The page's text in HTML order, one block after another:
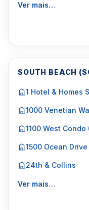
Ver mais…
SOUTH BEACH
1 Hotel & Homes
1000 Venetian
1100 West
1500 Ocean Drive
24th & Collins
Ver mais…